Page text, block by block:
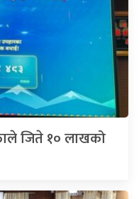
जिते १० लाखको